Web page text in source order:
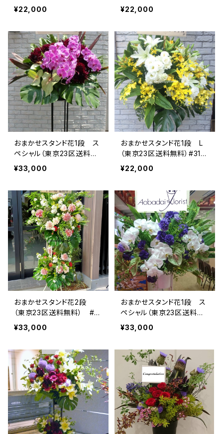
3
¥22,000
4
¥22,000
おまかせスタンド花1段 ス
ペシャル（東京23区送料無
料） #3105
¥33,000
おまかせスタンド花1段 L
（東京23区送料無料）#310
6
¥22,000
おまかせスタンド花2段
（東京23区送料無料） #31
07
¥33,000
おまかせスタンド花1段 ス
ペシャル（東京23区送料無
料） #3108
¥33,000